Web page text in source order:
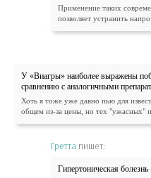
Применение таких
позволяет устранить
У «Виагры» наиболее выражены
сравнению с аналогичными
Хоть я тоже уже давно пью для
общем из-за цены, но тех "ужасных"
Гретта пишет:
Гипертоническая